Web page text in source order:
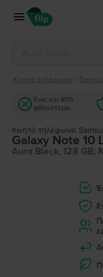
Κινητά τηλέφωνα
Έως και 40%
φθηνότερα
Κινητό τηλέφωνο
Galaxy Note 10
Aura Black, 128 GB,